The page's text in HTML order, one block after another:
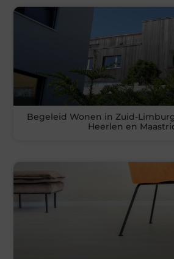
Begeleid Wonen in Zuid-
Heerlen en